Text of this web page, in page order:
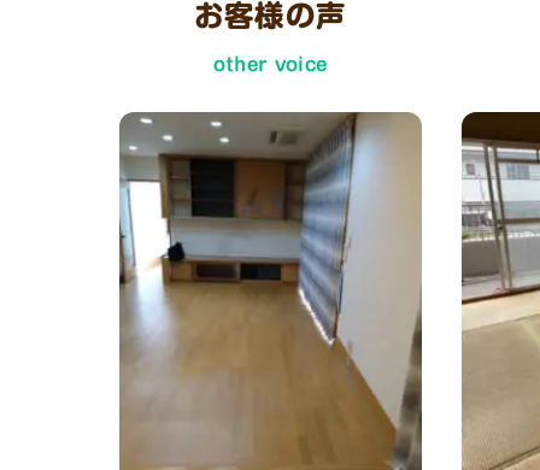
お客様の声
other voice